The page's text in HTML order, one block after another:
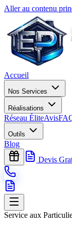
Aller au contenu
Accueil
Nos Services
Réalisations
Réseau ÉliteAvis
Outils
Blog
Devis
Service aux